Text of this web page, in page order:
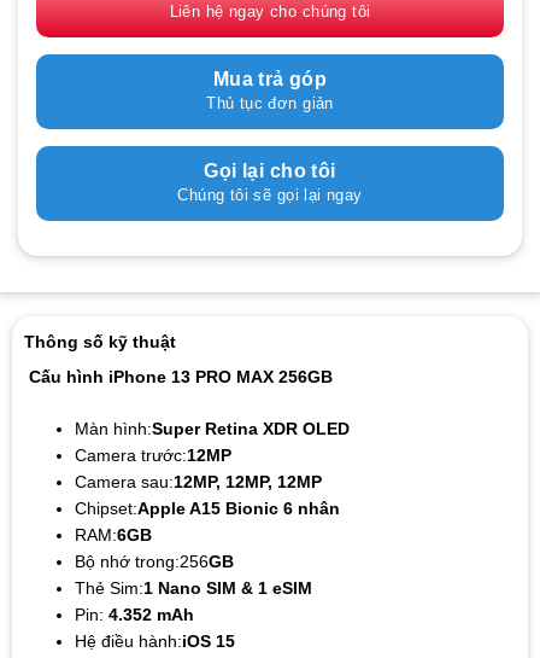
Liên hệ ngay cho chúng tôi
Mua trả góp
Thủ tục đơn giản
Gọi lại cho tôi
Chúng tôi sẽ gọi lại ngay
Thông số kỹ thuật
Cấu hình iPhone 13 PRO MAX 256GB
Màn hình:Super Retina XDR OLED
Camera trước:12MP
Camera sau:12MP, 12MP, 12MP
Chipset:Apple A15 Bionic 6 nhân
RAM:6GB
Bộ nhớ trong:256GB
Thẻ Sim:1 Nano SIM & 1 eSIM
Pin: 4.352 mAh
Hệ điều hành:iOS 15